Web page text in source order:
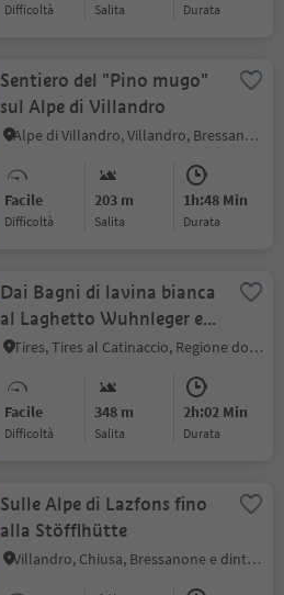
Difficoltà Salita durata
Sentiero del "Pino mugo"
sul Alpe di Villandro
Alpe di Villandro, Villandro, Bressanone e dintorni
Facile
Difficoltà
203 m
Salita
1h:48 Min
durata
Dai Bagni di lavina bianca
al Laghetto Wuhnleger e
alla Cappella di S.
Tires, Tires al Catinaccio, Regione dolomitica Alpe di Siusi
Facile
Difficoltà
348 m
Salita
2h:02 Min
durata
Sulle Alpe di Lazfons fino
alla Stöfflhütte
Villandro, Chiusa, Bressanone e dintorni